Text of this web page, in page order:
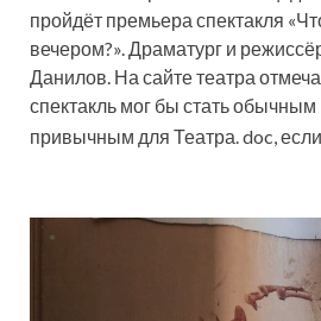
пройдёт премьера спектакля
вечером?». Драматург и
Данилов. На сайте театра
спектакль мог бы стать
привычным для Театра. doc,